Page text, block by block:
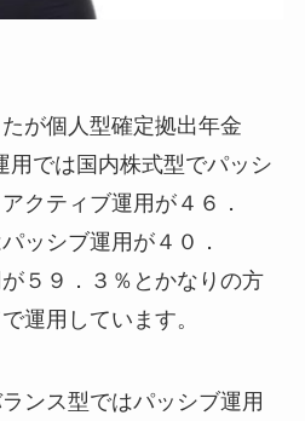
が個人型確定拠出年金
用では国内株式型でパッシ
クティブ運用が４６．
ッシブ運用が４０．
５９．３％とかなりの方
運用しています。
ンス型ではパッシブ運用